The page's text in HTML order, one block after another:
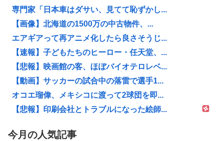
専門家「日本車はダサい、見てて恥ずかし...
【画像】北海道の1500万の中古物件、...
エアギアって再アニメ化したら良さそうじ...
【速報】子どもたちのヒーロー・任天堂、...
【悲報】映画館の客、ほぼバイオテロレベ...
【動画】サッカーの試合中の落雷で選手1...
オコエ瑠偉、メキシコに渡って2球団を即...
【悲報】印刷会社とトラブルになった絵師...
今月の人気記事